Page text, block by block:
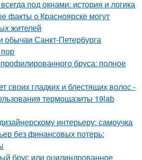
под окнами: история и логика
факты о Красноярске могут
жителей
обычаи Санкт-Петербурга
бруса: полное
своих гладких и блестящих волос -
термощазиты 19lab
интерьеру: самоучка
без финансовых потерь:
брус или оцилиндрованное